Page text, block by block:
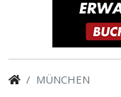
MÜNCHEN